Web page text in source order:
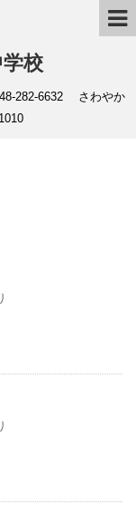
校
282-6632 さわやか